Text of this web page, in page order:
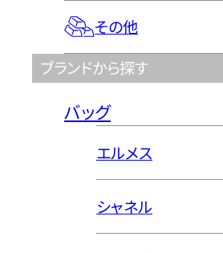
その他
ブランドから探す
バッグ
エルメス
シャネル